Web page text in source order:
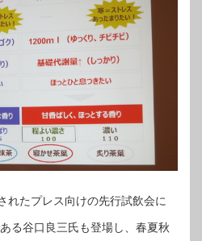
れたプレス向けの先行試飲会に
る谷口良三氏も登場し、春夏秋